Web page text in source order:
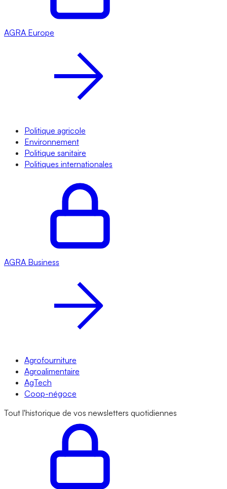
AGRA Europe
Politique agricole
Environnement
Politique sanitaire
Politiques internationales
AGRA Business
Agrofourniture
Agroalimentaire
AgTech
Coop-négoce
Tout l'historique de vos newsletters quotidiennes